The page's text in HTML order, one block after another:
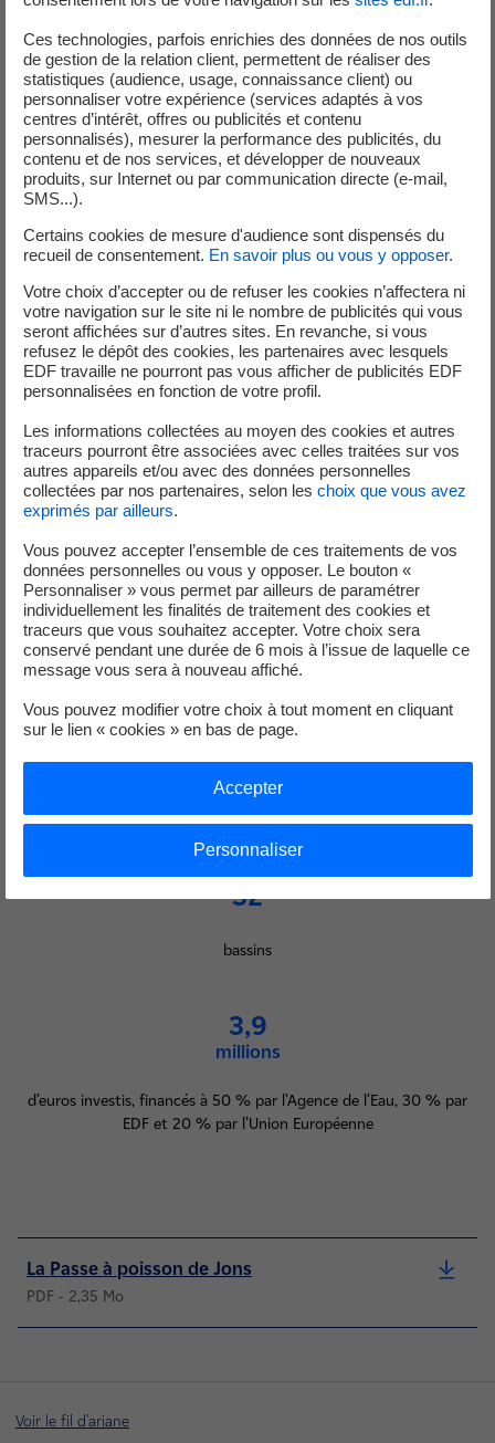
Un dispositif de suivi unique sur le Rhône
Afin d’évaluer l’efficacité de l’ouvrage, unsystème de
suivi par vidéoa été mis en place dans un local vitré
permettant de
caméra enregistre des images qui sont récupérées et
traitées par la Fédération Départementale pour la Pêche
et la Protection du Milieu Aquatique du Rhône
(FDAAPPMA69).
Ce suivi permet de connaîtreavec précision lesespèces
et le nombre de poissonsqui empruntent la rivière
artificielle. Il est ainsi possible de vérifier l’efficacité du
système. C’est également un outil précieux pour acquérir
desconnaissancesà long terme sur lacomposition et
l’évolution des populations de poissons du Rhône, très
complexes à étudier dans un grand fleuve.
300
mètres
de long
10
de large
32
bassins
3,9
millions
d’euros investis, financés à 50 % par l’Agence de l’Eau, 30 % par
EDF et 20 % par l’Union Européenne
La Passe à poisson de Jons
PDF - 2,35 Mo
Voir le fil d'ariane
Ces technologies, parfois enrichies des données de nos outils
de gestion de la relation client, permettent de réaliser des
statistiques (audience, usage, connaissance client) ou
personnaliser votre expérience (services adaptés à vos
centres d’intérêt, offres ou publicités et contenu
personnalisés), mesurer la performance des publicités, du
contenu et de nos services, et développer de nouveaux
produits, sur Internet ou par communication directe (e-mail,
SMS...).
Certains cookies de mesure d'audience sont dispensés du
recueil de consentement. En savoir plus ou vous y opposer.
Votre choix d’accepter ou de refuser les cookies n’affectera ni
votre navigation sur le site ni le nombre de publicités qui vous
seront affichées sur d’autres sites. En revanche, si vous
refusez le dépôt des cookies, les partenaires avec lesquels
EDF travaille ne pourront pas vous afficher de publicités EDF
personnalisées en fonction de votre profil.
Les informations collectées au moyen des cookies et autres
traceurs pourront être associées avec celles traitées sur vos
autres appareils et/ou avec des données personnelles
collectées par nos partenaires, selon les choix que vous avez
exprimés par ailleurs.
Vous pouvez accepter l’ensemble de ces traitements de vos
données personnelles ou vous y opposer. Le bouton «
Personnaliser » vous permet par ailleurs de paramétrer
individuellement les finalités de traitement des cookies et
traceurs que vous souhaitez accepter. Votre choix sera
conservé pendant une durée de 6 mois à l’issue de laquelle ce
message vous sera à nouveau affiché.
Vous pouvez modifier votre choix à tout moment en cliquant
sur le lien « cookies » en bas de page.
Personnaliser
Accepter